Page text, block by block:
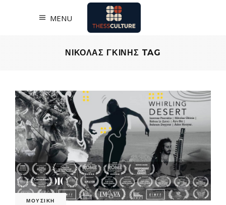
MENU
ΝΙΚΟΛΑΣ ΓΚΙΝΗΣ TAG
ΜΟΥΣΙΚΗ